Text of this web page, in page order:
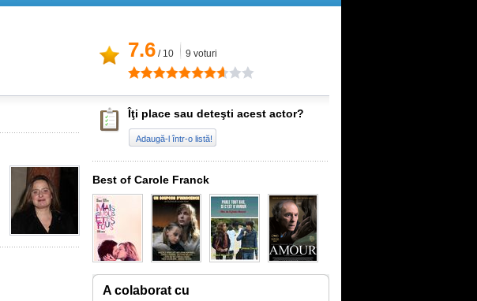
7.6 / 10 9 voturi
Îţi place sau deteşti acest actor?
Adaugă-l într-o listă!
Best of Carole Franck
A colaborat cu